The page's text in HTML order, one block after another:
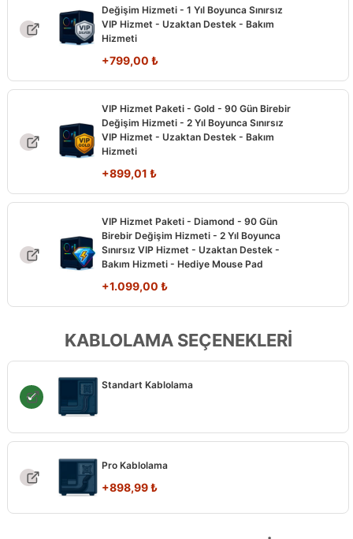
Değişim Hizmeti - 1 Yıl Boyunca Sınırsız
VIP Hizmet - Uzaktan Destek - Bakım
Hizmeti
+799,00 ₺
VIP Hizmet Paketi - Gold - 90 Gün Birebir
Değişim Hizmeti - 2 Yıl Boyunca Sınırsız
VIP Hizmet - Uzaktan Destek - Bakım
Hizmeti
+899,01 ₺
VIP Hizmet Paketi - Diamond - 90 Gün
Birebir Değişim Hizmeti - 2 Yıl Boyunca
Sınırsız VIP Hizmet - Uzaktan Destek -
Bakım Hizmeti - Hediye Mouse Pad
+1.099,00 ₺
KABLOLAMA SEÇENEKLERİ
Standart Kablolama
Pro Kablolama
+898,99₺